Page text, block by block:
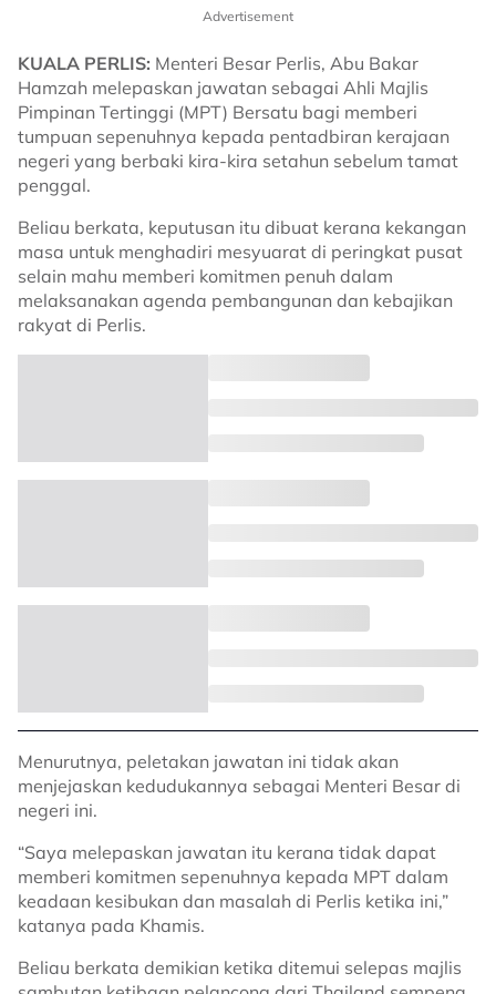
Advertisement
KUALA PERLIS: Menteri Besar Perlis, Abu Bakar
Hamzah melepaskan jawatan sebagai Ahli Majlis
Pimpinan Tertinggi (MPT) Bersatu bagi memberi
tumpuan sepenuhnya kepada pentadbiran kerajaan
negeri yang berbaki kira-kira setahun sebelum tamat
penggal.
Beliau berkata, keputusan itu dibuat kerana kekangan
masa untuk menghadiri mesyuarat di peringkat pusat
selain mahu memberi komitmen penuh dalam
melaksanakan agenda pembangunan dan kebajikan
rakyat di Perlis.
Menurutnya, peletakan jawatan ini tidak akan
menjejaskan kedudukannya sebagai Menteri Besar di
negeri ini.
“Saya melepaskan jawatan itu kerana tidak dapat
memberi komitmen sepenuhnya kepada MPT dalam
keadaan kesibukan dan masalah di Perlis ketika ini,”
katanya pada Khamis.
Beliau berkata demikian ketika ditemui selepas majlis